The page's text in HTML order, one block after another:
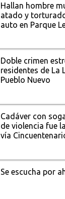
Hallan hombre
atado y
auto en Parque
Doble crimen
residentes de La
Pueblo Nuevo
Cadáver con
de violencia fue
vía
Se escucha por